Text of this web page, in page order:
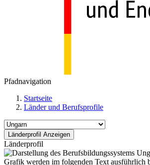
Pfadnavigation
Startseite
Länder und Berufsprofile
Länderprofil